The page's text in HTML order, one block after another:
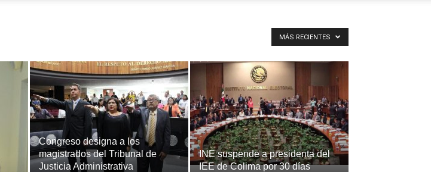
MÁS RECIENTES
Congreso designa a los
magistrados del Tribunal de
Justicia Administrativa
INE suspende a presidenta del
IEE de Colima por 30 días